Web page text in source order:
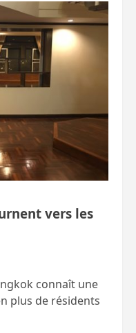
vers les
connaît une
plus de résidents